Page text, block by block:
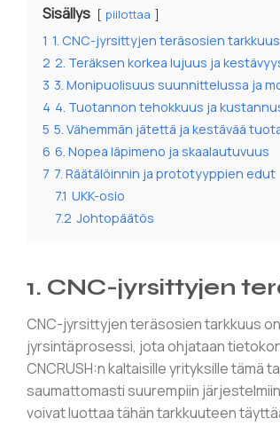
Sisällys piilottaa
1 1. CNC-jyrsittyjen teräsosien tarkkuus
2 2. Teräksen korkea lujuus ja
3 3. Monipuolisuus suunnittelussa ja
4 4. Tuotannon tehokkuus ja
5 5. Vähemmän jätettä ja kestävää
6 6. Nopea läpimeno ja skaalautuvuus
7 7. Räätälöinnin ja prototyyppien edut
7.1 UKK-osio
7.2 Johtopäätös
1. CNC-jyrsittyjen
CNC-jyrsittyjen teräsosien tarkkuus
jyrsintäprosessi, jota ohjataan
CNCRUSH:n kaltaisille yrityksille
saumattomasti suurempiin
voivat luottaa tähän tarkkuuteen